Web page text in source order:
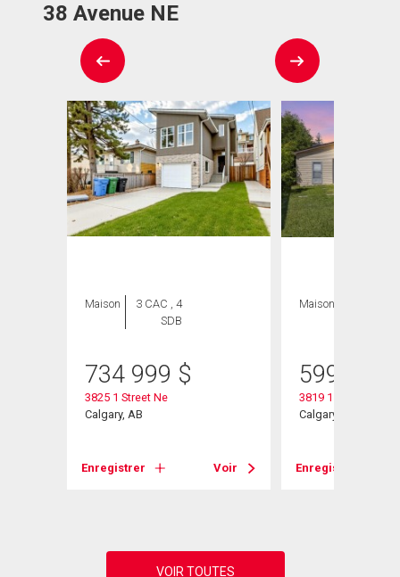
38 Avenue NE
Maison
3 CAC , 4
SDB
734 999 $
3825 1 Street Ne
Calgary, AB
Enregistrer Voir
Maison
599 900
3819 1 Street Ne
Calgary, AB
Enregistrer